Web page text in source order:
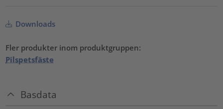
Downloads
Fler produkter inom produktgruppen:
Pilspetsfäste
Basdata